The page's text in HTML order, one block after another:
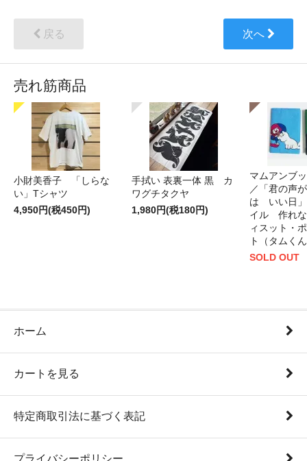
戻る 次へ
売れ筋商品
小財美香子 「しらな
い」Tシャツ
4,950円(税450円)
手拭い 表裏一体 黒 カ
ワグチタクヤ
1,980円(税180円)
マムアンブ
／「君の声
は いい日」
イル 作れ
ィスット・
ト（タムく
SOLD OUT
ホーム
カートを見る
特定商取引法に基づく表記